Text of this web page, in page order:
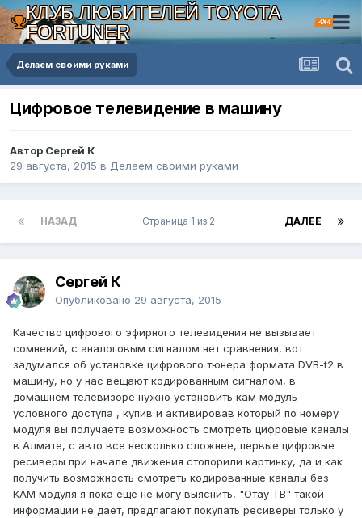
КЛУБ ЛЮБИТЕЛЕЙ TOYOTA
FORTUNER
4X4
Делаем своими руками
Цифровое телевидение в машину
Автор Сергей К
29 августа, 2015 в Делаем своими руками
НАЗАД ДАЛЕЕ
Страница 1 из 2
Сергей К
Опубликовано 29 августа, 2015
Качество цифрового эфирного телевидения не вызывает
сомнений, с аналоговым сигналом нет сравнения, вот
задумался об установке цифрового тюнера формата DVB-t2 в
машину, но у нас вещают кодированным сигналом, в
домашнем телевизоре нужно установить кам модуль
условного доступа , купив и активировав который по номеру
модуля вы получаете возможность смотреть цифровые каналы
в Алмате, с авто все несколько сложнее, первые цифровые
ресиверы при начале движения стопорили картинку, да и как
получить возможность смотреть кодированные каналы без
КАМ модуля я пока еще не могу выяснить, "Отау ТВ" такой
информации не дает, предлагают покупать ресиверы только у